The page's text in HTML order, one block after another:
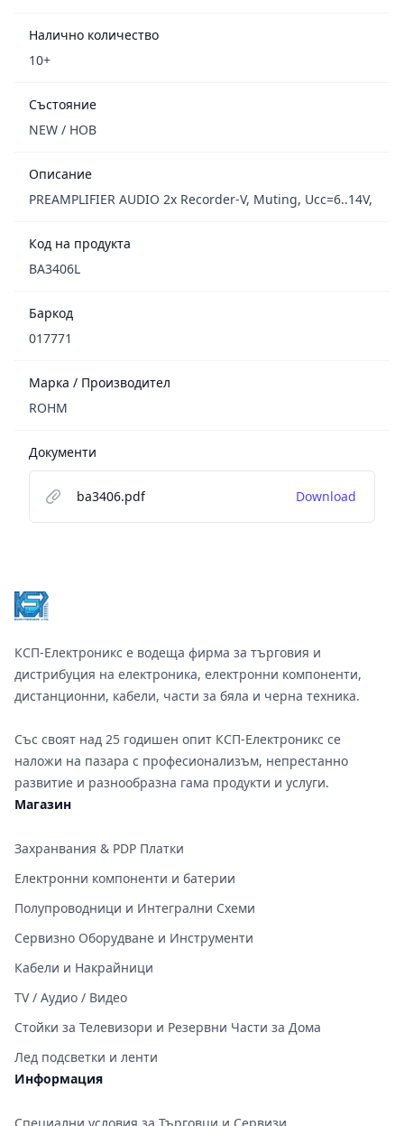
Налично количество
10+
Състояние
NEW / НОВ
Описание
PREAMPLIFIER AUDIO 2x Recorder-V, Muting, Ucc=6..14V,
Код на продукта
BA3406L
Баркод
017771
Марка / Производител
ROHM
Документи
ba3406.pdf Download
КСП-Електроникс е водеща фирма за търговия и
дистрибуция на електроника, електронни компоненти,
дистанционни, кабели, части за бяла и черна техника.
Със своят над 25 годишен опит КСП-Електроникс се
наложи на пазара с професионализъм, непрестанно
развитие и разнообразна гама продукти и услуги.
Магазин
Захранвания & PDP Платки
Електронни компоненти и батерии
Полупроводници и Интегрални Схеми
Сервизно Оборудване и Инструменти
Кабели и Накрайници
TV / Аудио / Видео
Стойки за Телевизори и Резервни Части за Дома
Лед подсветки и ленти
Информация